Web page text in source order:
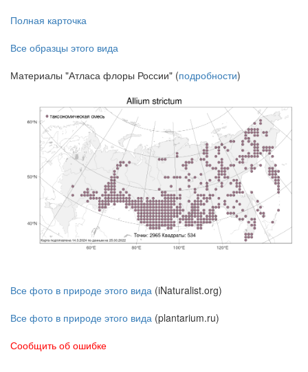
Полная карточка
Все образцы этого вида
Материалы "Атласа флоры России" (подробности)
Все фото в природе этого вида (iNaturalist.org)
Все фото в природе этого вида (plantarium.ru)
Сообщить об ошибке